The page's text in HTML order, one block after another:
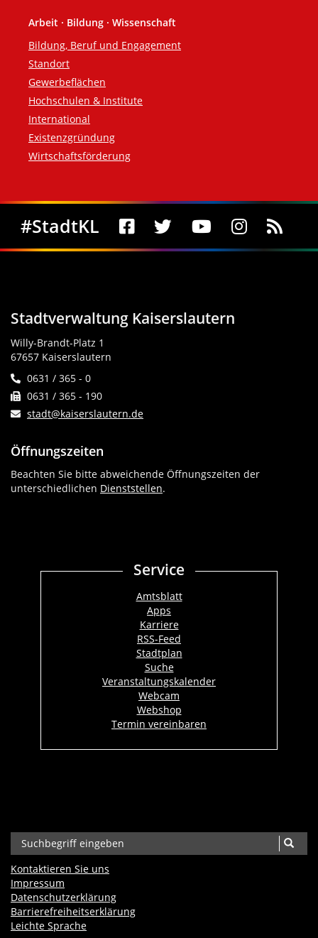
Arbeit · Bildung · Wissenschaft
Bildung, Beruf und Engagement
Standort
Gewerbeflächen
Hochschulen & Institute
International
Existenzgründung
Wirtschaftsförderung
Social Media
#StadtKL
Stadtverwaltung Kaiserslautern
Willy-Brandt-Platz 1
67657 Kaiserslautern
0631 / 365 - 0
0631 / 365 - 190
stadt@kaiserslautern.de
Öffnungszeiten
Beachten Sie bitte abweichende Öffnungszeiten der
unterschiedlichen Dienststellen.
Service
Amtsblatt
Apps
Karriere
RSS-Feed
Stadtplan
Suche
Veranstaltungskalender
Webcam
Webshop
Termin vereinbaren
Kontaktieren Sie uns
Impressum
Datenschutzerklärung
Barrierefreiheits­erklärung
Leichte Sprache